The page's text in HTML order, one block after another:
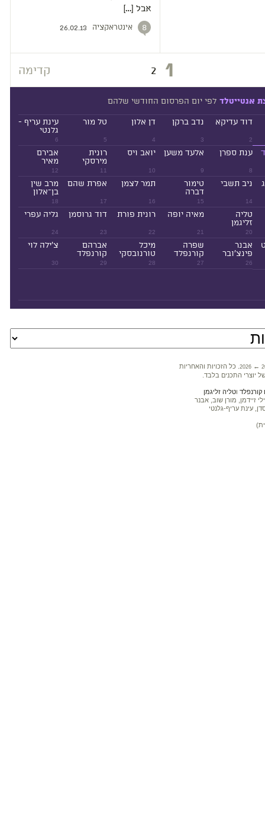
אבל […]
8 אינטראקציה 26.02.13
1
2 קדימה
אנטייטלד לפי יום הפרסום החודשי שלהם
2
דוד עדיקא
3
נדב ברקן
4
דן אלון
5
טל מור
6
עינת עריף -
גלנטי
8
ענת ספרן
9
אלעד משען
10
יואב ויס
11
רונית
מירסקי
12
אבירם
מאיר
14
ניב תשבי
15
טימור
דברה
16
תמר לצמן
17
אפרת שהם
18
מרב שין
בן־אלון
20
טליה
זליגמן
21
מאיה יופה
22
רונית פורת
23
דוד גרוסמן
24
גליה עפרי
26
אבנר
פינצ'ובר
27
שפרה
קורנפלד
28
מיכל
טורנובסקי
29
אברהם
קורנפלד
30
צ'ילה לוי
2026 ←
. כל הזכויות והאחריות
יוצרי התכנים בלבד.
וטליה זליגמן
זיידמן, מורן שוב, אבנר
עינת עריף-גלנטי